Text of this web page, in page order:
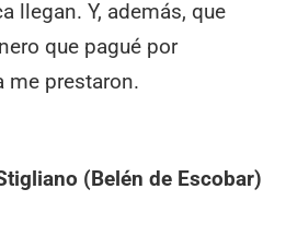
llegan. Y, además, que
que pagué por
me prestaron.
(Belén de Escobar)